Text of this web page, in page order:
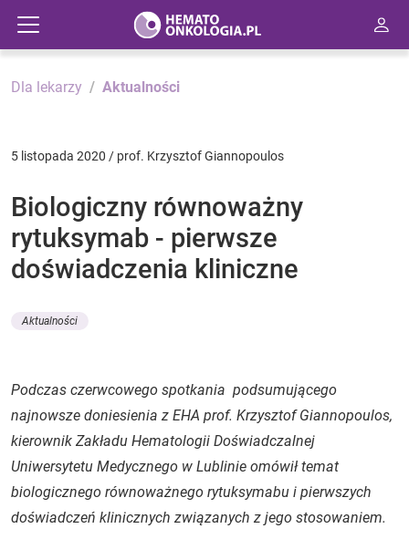
Dla lekarzy Aktualności
5 listopada 2020 / prof. Krzysztof Giannopoulos
Biologiczny równoważny
rytuksymab - pierwsze
doświadczenia kliniczne
Aktualności
Podczas czerwcowego spotkania podsumującego
najnowsze doniesienia z EHA prof. Krzysztof Giannopoulos,
kierownik Zakładu Hematologii Doświadczalnej
Uniwersytetu Medycznego w Lublinie omówił temat
biologicznego równoważnego rytuksymabu i pierwszych
doświadczeń klinicznych związanych z jego stosowaniem.